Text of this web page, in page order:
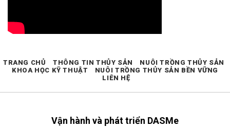
Vận hành và phát triển DASMe
TRANG CHỦ THÔNG TIN THỦY SẢN
NUÔI TRỒNG THỦY SẢN
KHOA HỌC KỸ THUẬT
NUÔI TRỒNG THỦY SẢN BỀN VỮNG
LIÊN HỆ